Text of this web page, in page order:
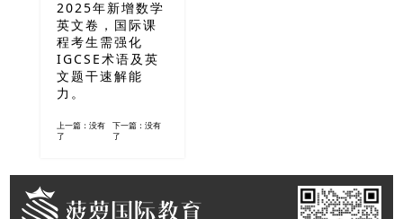
2025年新增数学
英文卷，国际课
程考生需强化
IGCSE术语及英
文题干速解能
力。
上一篇：没有
了
下一篇：没有
了